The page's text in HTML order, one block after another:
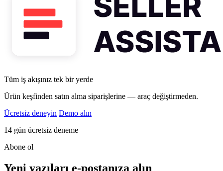
Tüm iş akışınız tek bir yerde
Ürün keşfinden satın alma siparişlerine — araç değiştirmeden.
Ücretsiz deneyin Demo alın
14 gün ücretsiz deneme
Abone ol
Yeni yazıları e-postanıza alın